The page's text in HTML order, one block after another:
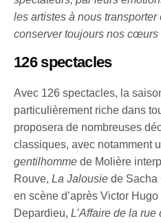
les artistes à nous transporter
conserver toujours nos cœurs
126 spectacles
Avec 126 spectacles, la
particulièrement riche dans
proposera de nombreuses
classiques, avec notamment
gentilhomme de Molière
Rouve,La Jalousie de Sacha
en scène d’après Victor
Depardieu,L’Affaire de la